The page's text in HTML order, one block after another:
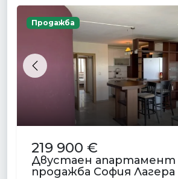
Previous
Продажба
219 900 €
Двустаен апартамент
продажба София Лагера